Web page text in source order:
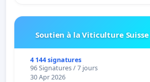
Soutien à la Viticulture Suisse
4 144 signatures
96 Signatures / 7 jours
30 Apr 2026